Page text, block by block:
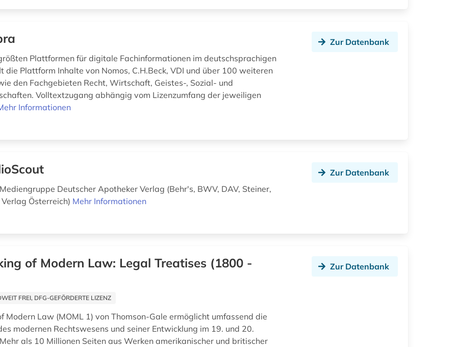
Plattformen für digitale Fachinformationen im deutschsprachigen
die Plattform Inhalte von Nomos, C.H.Beck, VDI und über 100 weiteren
den Fachgebieten Recht, Wirtschaft, Geistes-, Sozial- und
Volltextzugang abhängig vom Lizenzumfang der jeweiligen
Informationen
Zur Datenbank
Deutscher Apotheker Verlag (Behr's, BWV, DAV, Steiner,
Österreich) Mehr Informationen
Zur Datenbank
of Modern Law: Legal Treatises (1800 -
FREI, DFG-GEFÖRDERTE LIZENZ
Modern Law (MOML 1) von Thomson-Gale ermöglicht umfassend die
modernen Rechtswesens und seiner Entwicklung im 19. und 20.
als 10 Millionen Seiten aus Werken amerikanischer und britischer
Zur Datenbank